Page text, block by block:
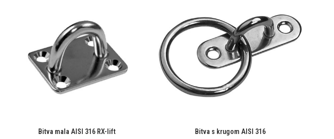
Bitva mala AISI 316 RX-lift Bitva s krugom AISI 316